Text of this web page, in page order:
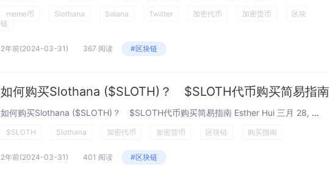
meme币 Slothana Solana Twitter 加密代币 加密货币
区块
链
2年前(2024-03-31) 367 阅读 #区块链
如何购买Slothana ($SLOTH)？ $SLOTH代币购买简易指南
如何购买Slothana ($SLOTH)？ $SLOTH代币购买简易指南 Esther Hui 三月 28, 2024 11:0...
$SLOTH Slothana 加密代币 加密货币 区块链 购买指南
2年前(2024-03-31) 401 阅读 #区块链